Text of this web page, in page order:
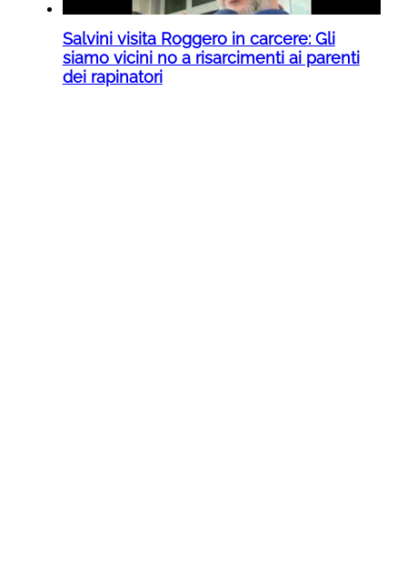
Salvini visita Roggero in carcere: Gli
siamo vicini no a risarcimenti ai parenti
dei rapinatori